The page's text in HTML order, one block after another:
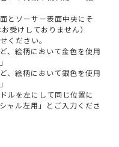
とソーサー表面中央にそ
受けしておりません）
ください。
、絵柄において金色を使用
、絵柄において銀色を使用
ルを左にして同じ位置に
ャル左用」とご入力くださ